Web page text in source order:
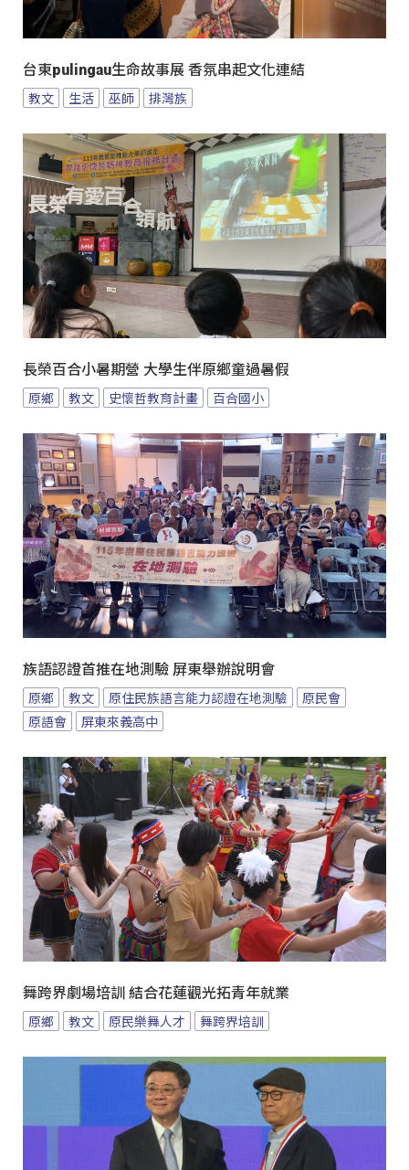
台東pulingau生命故事展 香氛串起文化連結
教文 生活 巫師 排灣族
長榮百合小暑期營 大學生伴原鄉童過暑假
原鄉 教文 史懷哲教育計畫 百合國小
族語認證首推在地測驗 屏東舉辦說明會
原鄉 教文 原住民族語言能力認證在地測驗
原民會
原語會
屏東來義高中
舞跨界劇場培訓 結合花蓮觀光拓青年就業
原鄉 教文 原民樂舞人才 舞跨界培訓